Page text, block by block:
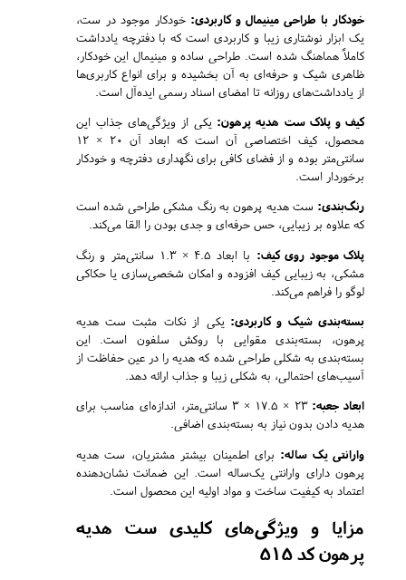
خودکار با طراحی مینیمال و کاربردی: خودکار موجود در ست،
یک ابزار نوشتاری زیبا و کاربردی است که با دفترچه یادداشت
کاملاً هماهنگ شده است. طراحی ساده و مینیمال این خودکار،
ظاهری شیک و حرفه‌ای به آن بخشیده و برای انواع کاربری‌ها
از یادداشت‌های روزانه تا امضای اسناد رسمی ایده‌آل است.
کیف و پلاک ست هدیه پرهون: یکی از ویژگی‌های جذاب این
محصول، کیف اختصاصی آن است که ابعاد آن 20 × 12
سانتی‌متر بوده و از فضای کافی برای نگهداری دفترچه و خودکار
برخوردار است.
رنگ‌بندی: ست هدیه پرهون به رنگ مشکی طراحی شده است
که علاوه بر زیبایی، حس حرفه‌ای و جدی بودن را القا می‌کند.
پلاک موجود روی کیف:
با ابعاد 4.5 × 1.3 سانتی‌متر و رنگ
مشکی، به زیبایی کیف افزوده و امکان شخصی‌سازی یا حکاکی
لوگو را فراهم می‌کند.
بسته‌بندی شیک و کاربردی: یکی از نکات مثبت ست هدیه
پرهون، بسته‌بندی مقوایی با روکش سلفون است. این
بسته‌بندی به شکلی طراحی شده که هدیه را در عین حفاظت از
آسیب‌های احتمالی، به شکلی زیبا و جذاب ارائه دهد.
ابعاد جعبه:
23 × 17.5 × 3 سانتی‌متر، اندازه‌ای مناسب برای
هدیه دادن بدون نیاز به بسته‌بندی اضافی.
وارانتی یک ساله: برای اطمینان بیشتر مشتریان، ست هدیه
پرهون دارای وارانتی یک‌ساله است. این ضمانت نشان‌دهنده
اعتماد به کیفیت ساخت و مواد اولیه این محصول است.
مزایا و ویژگی‌های کلیدی ست هدیه
پرهون کد 515